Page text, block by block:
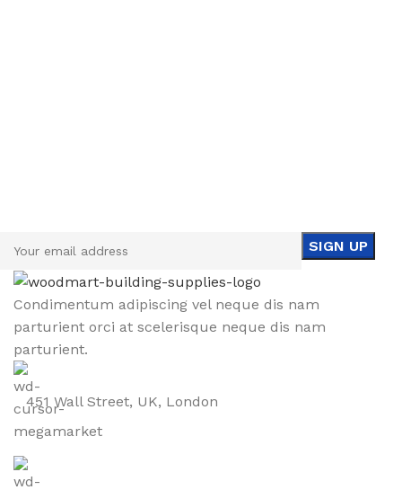
Condimentum adipiscing vel neque dis nam
parturient orci at scelerisque neque dis nam
parturient.
451 Wall Street, UK, London